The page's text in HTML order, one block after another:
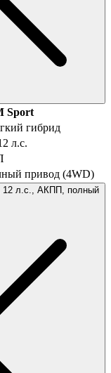
Sport
гибрид
л.с.
привод (4WD)
12 л.с., АКПП, полный